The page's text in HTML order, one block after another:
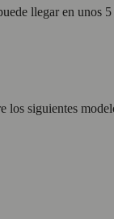
llegar en unos
los siguientes